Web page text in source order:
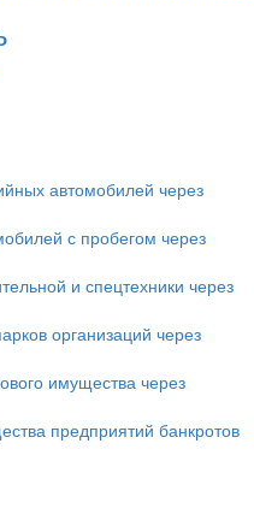
автомобилей через
с пробегом через
и спецтехники через
организаций через
имущества через
предприятий банкротов